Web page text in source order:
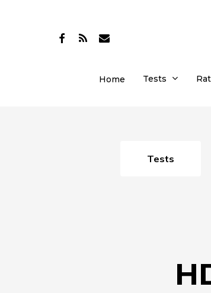
facebook
RSS email
Home Tests
Tests